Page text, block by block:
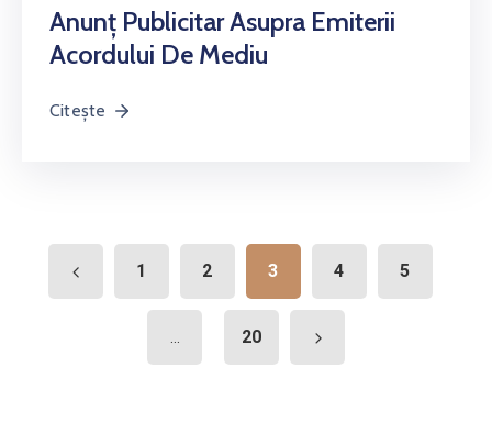
Anunț Publicitar Asupra Emiterii
Acordului De Mediu
Citește
1 2 3 4 5
... 20